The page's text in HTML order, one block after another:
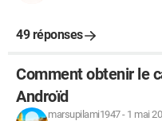
49 réponses
Comment obtenir le
Androïd
marsupilami1947- 1 mai